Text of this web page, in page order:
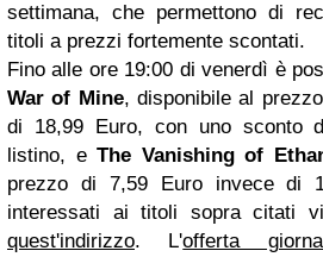
settimana, che permettono di
titoli a prezzi fortemente scontati.
Fino alle ore 19:00 di venerdì è
War of Mine, disponibile al
di 18,99 Euro, con uno sconto
listino, e The Vanishing of
prezzo di 7,59 Euro invece di
interessati ai titoli sopra citati
quest'indirizzo. L'offerta